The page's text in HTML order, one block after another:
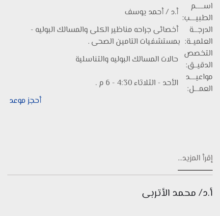
أ.د / أحمد يوسف
اســـــم
الطبيــــب:
أخصائى جراحه مناظير الكلى والمسالك البوليه -
بمستشفيات التامين الصحى .
الدرجـــة
العلميــة:
حالات المسالك البوليه والتناسلية التخصص
الدقيــق:
الأحد - الثلاثاء 4:30 - 6 م .
مواعيــــد
العمـــل:
أحجز موعد
إقرأ المزيد...
أ.د/ محمد الأتربى